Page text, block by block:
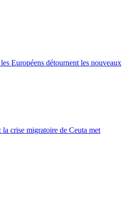
Européens détournent les nouveaux
la crise migratoire de Ceuta met